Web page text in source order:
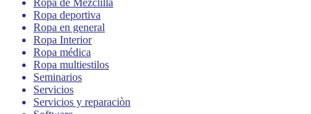
Ropa deportiva
Ropa en general
Ropa Interior
Ropa médica
Ropa multiestilos
Seminarios
Servicios
Servicios y reparaciòn